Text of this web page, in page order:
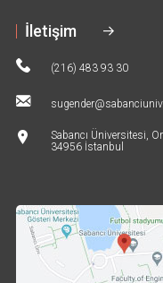
İletişim
(216) 483 93 30
Sabancı Üniversitesi,
34956 İstanbul